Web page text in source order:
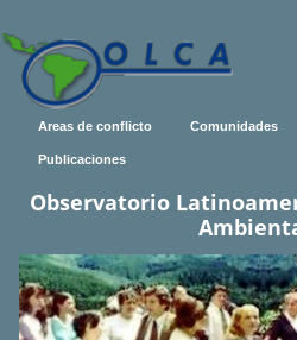
Areas de conflicto Comunidades
Publicaciones
Observatorio